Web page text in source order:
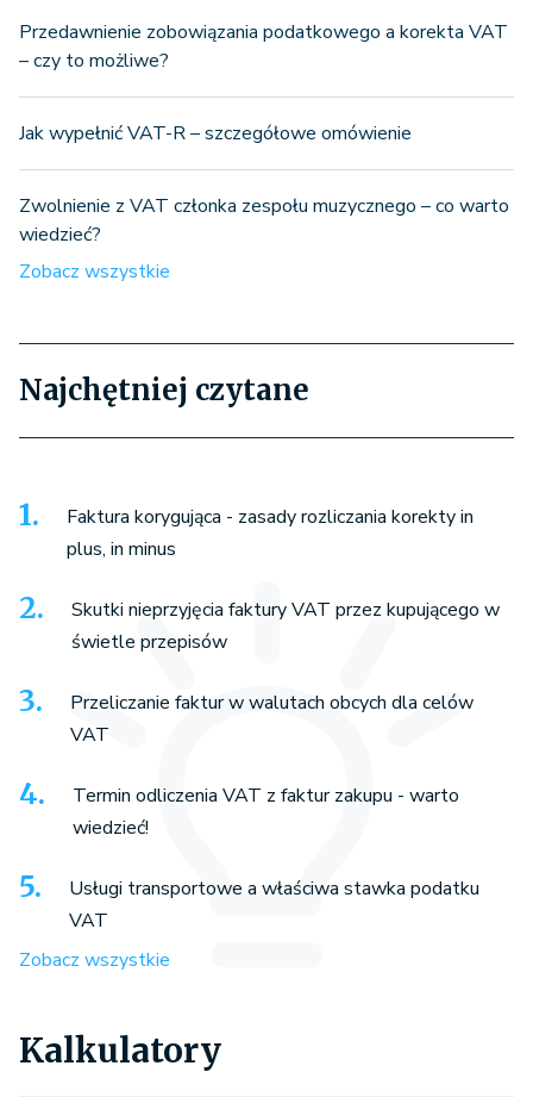
Przedawnienie zobowiązania podatkowego a korekta VAT
– czy to możliwe?
Jak wypełnić VAT-R – szczegółowe omówienie
Zwolnienie z VAT członka zespołu muzycznego – co warto
wiedzieć?
Zobacz wszystkie
Najchętniej czytane
Faktura korygująca - zasady rozliczania korekty in
plus, in minus
Skutki nieprzyjęcia faktury VAT przez kupującego w
świetle przepisów
Przeliczanie faktur w walutach obcych dla celów
VAT
Termin odliczenia VAT z faktur zakupu - warto
wiedzieć!
Usługi transportowe a właściwa stawka podatku
VAT
Zobacz wszystkie
Kalkulatory